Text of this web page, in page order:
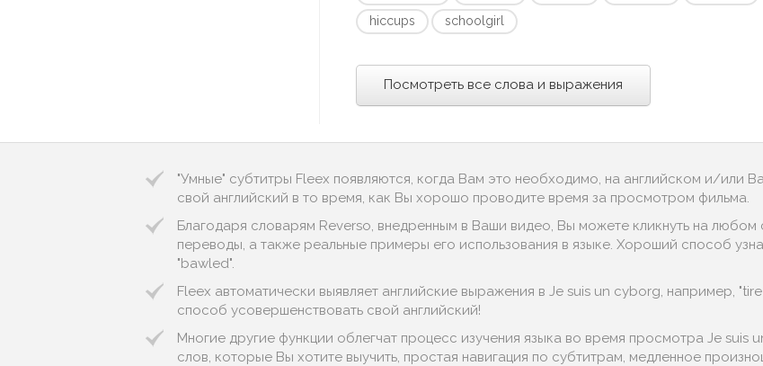
hiccups
schoolgirl
Посмотреть все слова и выражения
"Умные" субтитры Fleex появляются, когда Вам это необходимо, на английском и/или
свой английский в то время, как Вы хорошо проводите время за просмотром фильма.
Благодаря словарям Reverso, внедренным в Ваши видео, Вы можете кликнуть на любом
переводы, а также реальные примеры его использования в языке. Хороший способ
"bawled".
Fleex автоматически выявляет английские выражения в Je suis un cyborg, например,
способ усовершенствовать свой английский!
Многие другие функции облегчат процесс изучения языка во время просмотра Je suis
слов, которые Вы хотите выучить, простая навигация по субтитрам, медленное